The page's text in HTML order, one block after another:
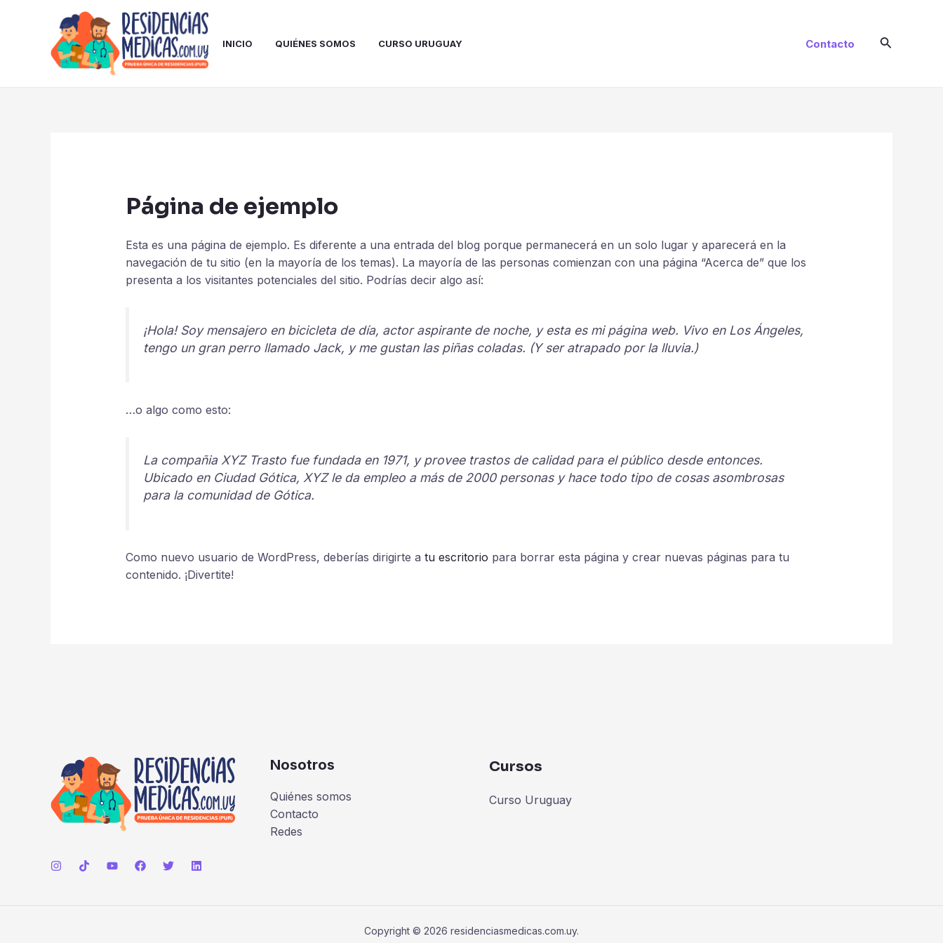
INICIO QUIÉNES SOMOS CURSO URUGUAY Contacto Buscar
Página de ejemplo
Esta es una página de ejemplo. Es diferente a una entrada del blog porque permanecerá en un solo lugar y aparecerá en la
navegación de tu sitio (en la mayoría de los temas). La mayoría de las personas comienzan con una página “Acerca de” que los
presenta a los visitantes potenciales del sitio. Podrías decir algo así:
¡Hola! Soy mensajero en bicicleta de día, actor aspirante de noche, y esta es mi página web. Vivo en Los Ángeles,
tengo un gran perro llamado Jack, y me gustan las piñas coladas. (Y ser atrapado por la lluvia.)
…o algo como esto:
La compañia XYZ Trasto fue fundada en 1971, y provee trastos de calidad para el público desde entonces.
Ubicado en Ciudad Gótica, XYZ le da empleo a más de 2000 personas y hace todo tipo de cosas asombrosas
para la comunidad de Gótica.
Como nuevo usuario de WordPress, deberías dirigirte a tu escritorio para borrar esta página y crear nuevas páginas para tu
contenido. ¡Divertite!
Nosotros
Quiénes somos
Contacto
Redes
Cursos
Curso Uruguay
Copyright © 2026 residenciasmedicas.com.uy.